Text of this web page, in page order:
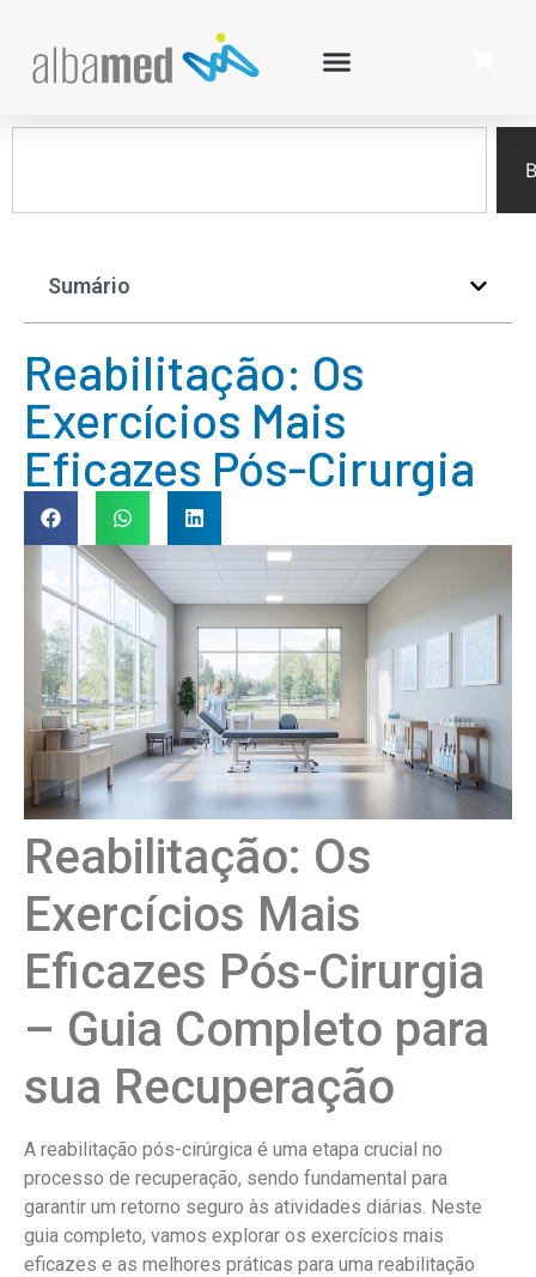
Sumário
Reabilitação: Os
Exercícios Mais
Eficazes Pós-Cirurgia
Reabilitação: Os
Exercícios Mais
Eficazes Pós-Cirurgia
– Guia Completo para
sua Recuperação
A reabilitação pós-cirúrgica é uma etapa crucial no
processo de recuperação, sendo fundamental para
garantir um retorno seguro às atividades diárias. Neste
guia completo, vamos explorar os exercícios mais
eficazes e as melhores práticas para uma reabilitação